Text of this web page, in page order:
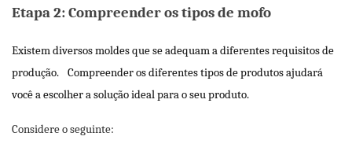
Etapa 2: Compreender os tipos de mofo
Existem diversos moldes que se adequam a diferentes requisitos de
produção.
Compreender os diferentes tipos de produtos ajudará
você a escolher a solução ideal para o seu produto.
Considere o seguinte: